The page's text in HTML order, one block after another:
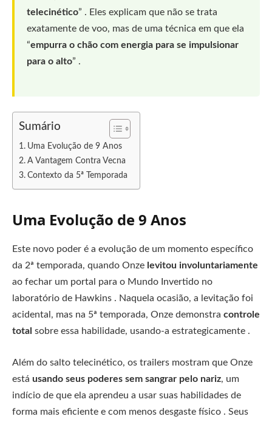
telecinético” . Eles explicam que não se trata
exatamente de voo, mas de uma técnica em que ela
“empurra o chão com energia para se impulsionar
para o alto” .
Sumário
Uma Evolução de 9 Anos
A Vantagem Contra Vecna
Contexto da 5ª Temporada
Uma Evolução de 9 Anos
Este novo poder é a evolução de um momento específico
da 2ª temporada, quando Onze levitou involuntariamente
ao fechar um portal para o Mundo Invertido no
laboratório de Hawkins . Naquela ocasião, a levitação foi
acidental, mas na 5ª temporada, Onze demonstra controle
total sobre essa habilidade, usando-a estrategicamente .
Além do salto telecinético, os trailers mostram que Onze
está usando seus poderes sem sangrar pelo nariz, um
indício de que ela aprendeu a usar suas habilidades de
forma mais eficiente e com menos desgaste físico . Seus